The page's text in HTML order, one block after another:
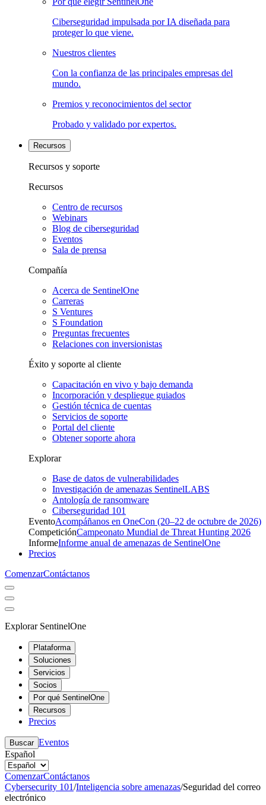
Ciberseguridad impulsada por IA diseñada para
proteger lo que viene.
Nuestros clientes
Con la confianza de las principales empresas del
mundo.
Premios y reconocimientos del sector
Probado y validado por expertos.
Recursos
Recursos y soporte
Recursos
Centro de recursos
Webinars
Blog de ciberseguridad
Eventos
Sala de prensa
Compañía
Acerca de SentinelOne
Carreras
S Ventures
S Foundation
Preguntas frecuentes
Relaciones con inversionistas
Éxito y soporte al cliente
Capacitación en vivo y bajo demanda
Incorporación y despliegue guiados
Gestión técnica de cuentas
Servicios de soporte
Portal del cliente
Obtener soporte ahora
Explorar
Base de datos de vulnerabilidades
Investigación de amenazas SentinelLABS
Antología de ransomware
Ciberseguridad 101
EventoAcompáñanos en OneCon (20–22 de octubre de 2026)
CompeticiónCampeonato Mundial de Threat Hunting 2026
InformeInforme anual de amenazas de SentinelOne
Precios
ComenzarContáctanos
Explorar SentinelOne
Plataforma
Soluciones
Servicios
Socios
Por qué SentinelOne
Recursos
Precios
Buscar Eventos
Español
ComenzarContáctanos
Cybersecurity 101/Inteligencia sobre amenazas/Seguridad del correo
electrónico